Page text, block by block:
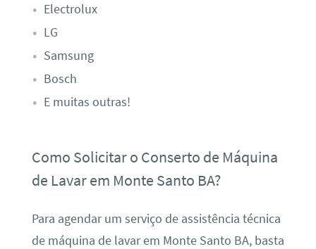
Electrolux
LG
Samsung
Bosch
E muitas outras!
Como Solicitar o Conserto de Máquina
de Lavar em Monte Santo BA?
Para agendar um serviço de assistência técnica
de máquina de lavar em Monte Santo BA, basta